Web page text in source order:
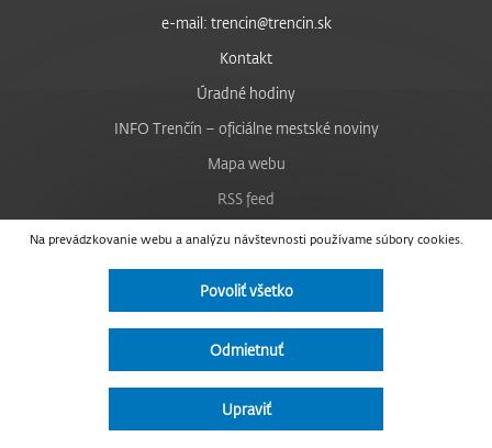
Na prevádzkovanie webu a analýzu návštevnosti používame súbory cookies.
Povoliť všetko
Odmietnuť
Upraviť
e-mail: trencin@trencin.sk
Kontakt
Úradné hodiny
INFO Trenčín – oficiálne mestské noviny
Mapa webu
RSS feed
Nastavenie cookies
Facebook
Instagram
Vyhlásenie o prístupnosti